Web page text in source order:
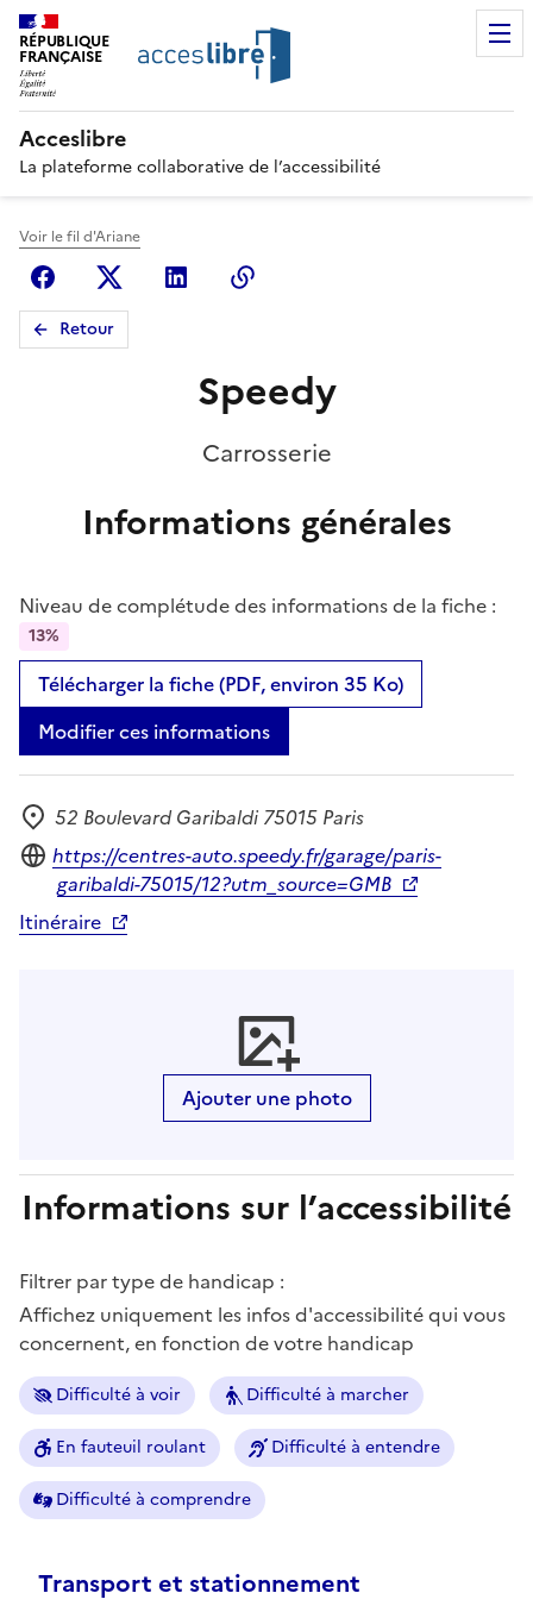
RÉPUBLIQUE
FRANÇAISE
Acceslibre
La plateforme collaborative de l’accessibilité
Voir le fil d'Ariane
FacebookX (anciennement Twitter)
Linkedin
Retour
Speedy
Carrosserie
Informations générales
Niveau de complétude des informations de la fiche :
13%
Télécharger la fiche (PDF, environ 35 Ko)
Modifier ces informations
Adresse
52 Boulevard Garibaldi 75015 Paris
Site internet
https://centres-auto.speedy.fr/garage/paris-
garibaldi-75015/12?utm_source=GMB
Itinéraire
Ajouter une photo
Informations sur l’accessibilité
Filtrer par type de handicap :
Affichez uniquement les infos d'accessibilité qui vous
concernent, en fonction de votre handicap
Difficulté à voir Difficulté à marcher
En fauteuil roulant Difficulté à entendre
Difficulté à comprendre
Transport et stationnement